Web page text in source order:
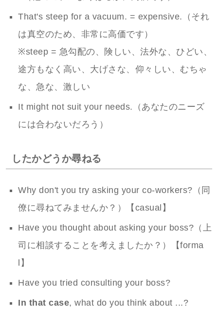
That's steep for a vacuum. = expensive.（それ
は真空のため、非常に高価です）
※steep = 急勾配の、険しい、法外な、ひどい、
途方もなく高い、大げさな、仰々しい、むちゃ
な、急な、激しい
It might not suit your needs.（あなたのニーズ
には合わないだろう）
したかどうか尋ねる
Why don't you try asking your co-workers?（同
僚に尋ねてみませんか？）【casual】
Have you thought about asking your boss?（上
司に相談することを考えましたか？）【forma
l】
Have you tried consulting your boss?
In that case, what do you think about ...?